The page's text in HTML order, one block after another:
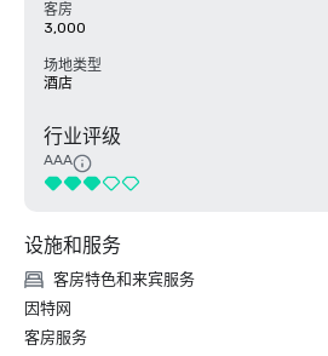
客房
3,000
场地类型
酒店
行业评级
AAA
设施和服务
客房特色和来宾服务
因特网
客房服务